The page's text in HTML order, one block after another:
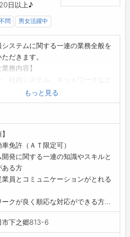
日以上♪
問 男女活躍中
ステムに関する一連の業務全般を
だきます。
業務内容】
ラ全般の保守、運用、管理
化を目的としたＩＴ企画やデジタル
画の策定（ＤＸの推進）
マクロの構築
問い合わせ対応
の管理 など
ポイント】
実
GW・夏季・年末年始）9～11日あり
前年度平均取得数 14.5日/年
・ステップアップ】
月あり
もっと見る
車免許（ＡＴ限定可）
開発に関する一連の知識やスキルと
ある方
業員とコミュニケーションがとれる
ークが良く順応な対応ができる方...
市下之郷813-6